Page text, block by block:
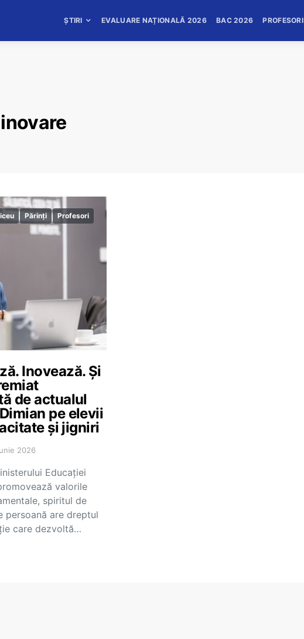
ȘTIRI EVALUARE NAȚIONALĂ 2026 BAC 2026 PROFESORI
Părinți
Profesori
Inovează. Și
de actualul
pe elevii
și jigniri
2026
Educației
valorile
spiritul de
persoană are dreptul
care dezvoltă…